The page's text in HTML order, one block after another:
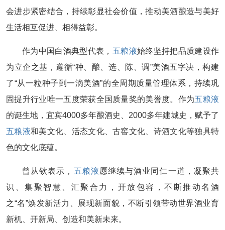
会进步紧密结合，持续彰显社会价值，推动美酒酿造与美好
生活相互促进、相得益彰。
作为中国白酒典型代表， 五粮液始终坚持把品质建设作
为立企之基，遵循“种、酿、选、陈、调”美酒五字决，构建
了“从一粒种子到一滴美酒”的全周期质量管理体系，持续巩
固提升行业唯一五度荣获全国质量奖的美誉度。作为五粮液
的诞生地，宜宾4000多年酿酒史、2000多年建城史，赋予了
五粮液和美文化、活态文化、古窖文化、诗酒文化等独具特
色的文化底蕴。
曾从钦表示， 五粮液愿继续与酒业同仁一道，凝聚共
识、集聚智慧、汇聚合力，开放包容，不断推动名酒
之“名”焕发新活力、展现新面貌，不断引领带动世界酒业育
新机、开新局、创造和美新未来。